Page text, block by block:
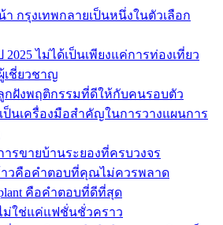
กรุงเทพกลายเป็นหนึ่งในตัวเลือก
ไม่ได้เป็นเพียงแค่การท่องเที่ยว
เชี่ยวชาญ
กฝังพฤติกรรมที่ดีให้กับคนรอบตัว
ป็นเครื่องมือสำคัญในการวางแผนการ
ารขายบ้านระยองที่ครบวงจร
วคือคำตอบที่คุณไม่ควรพลาด
คือคำตอบที่ดีที่สุด
ไม่ใช่แค่แฟชั่นชั่วคราว